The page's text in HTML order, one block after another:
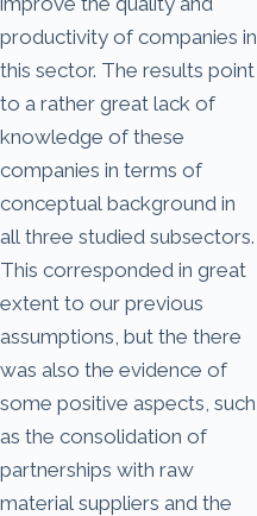
productivity of companies in
this sector. The results point
to a rather great lack of
knowledge of these
companies in terms of
conceptual background in
all three studied subsectors.
This corresponded in great
extent to our previous
assumptions, but the there
was also the evidence of
some positive aspects, such
as the consolidation of
partnerships with raw
material suppliers and the